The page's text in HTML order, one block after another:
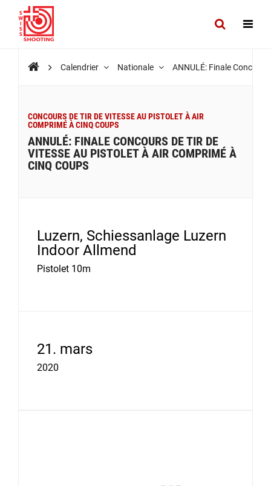
Calendrier Nationale ANNULÉ: Finale
CONCOURS DE TIR DE VITESSE AU PISTOLET À AIR
COMPRIMÉ À CINQ COUPS
ANNULÉ: FINALE CONCOURS DE TIR DE
VITESSE AU PISTOLET À AIR COMPRIMÉ À
CINQ COUPS
Luzern, Schiessanlage Luzern
Indoor Allmend
Pistolet 10m
21. mars
2020